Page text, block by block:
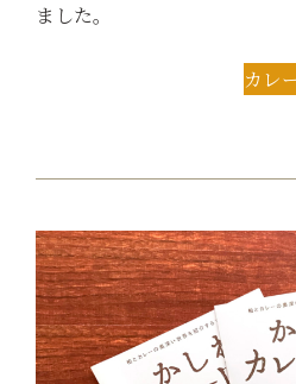
ました。
カレ